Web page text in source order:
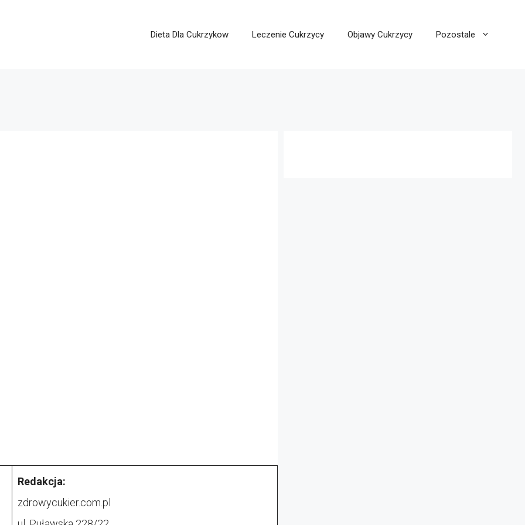
Dieta Dla Cukrzykow Leczenie Cukrzycy Objawy Cukrzycy Pozostale
Redakcja:
zdrowycukier.com.pl